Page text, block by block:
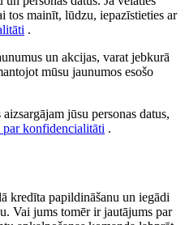
tos mainīt, lūdzu, iepazīstieties ar
.
un akcijas, varat jebkurā
mūsu jaunumos esošo
jūsu personas datus,
par konfidencialitāti .
kredīta papildināšanu un iegādi
Vai jums tomēr ir jautājums par